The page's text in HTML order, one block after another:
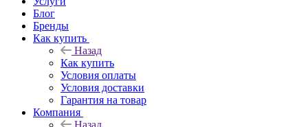
Блог
Бренды
Как купить
Назад
Как купить
Условия оплаты
Условия доставки
Гарантия на товар
Компания
Назад